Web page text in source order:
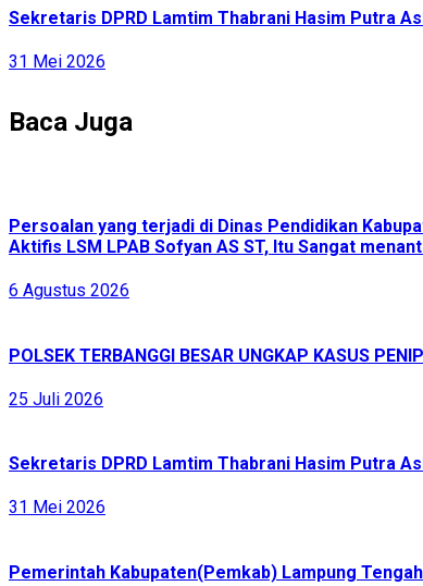
Sekretaris DPRD Lamtim Thabrani Hasim Putra
31 Mei 2026
Baca Juga
Persoalan yang terjadi di Dinas Pendidikan
Aktifis LSM LPAB Sofyan AS ST, Itu Sangat
6 Agustus 2026
POLSEK TERBANGGI BESAR UNGKAP KASUS
25 Juli 2026
Sekretaris DPRD Lamtim Thabrani Hasim Putra
31 Mei 2026
Pemerintah Kabupaten(Pemkab) Lampung